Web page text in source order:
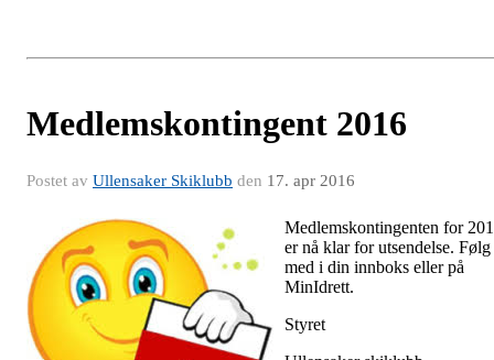
Medlemskontingent 2016
Postet av Ullensaker Skiklubb den 17. apr 2016
Medlemskontingenten for
er nå klar for utsendelse. Følg
med i din innboks eller på
MinIdrett.
Styret